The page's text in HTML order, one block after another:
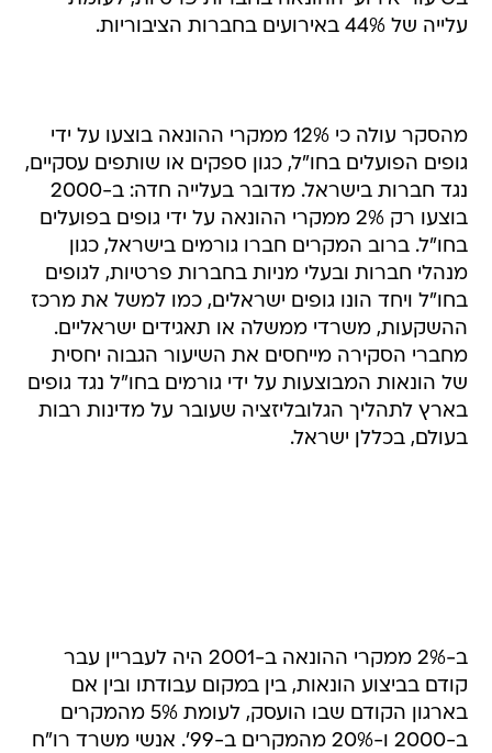
עלייה של 44% באירועים בחברות הציבוריות.
מהסקר עולה כי 12% ממקרי ההונאה בוצעו על ידי
גופים הפועלים בחו"ל, כגון ספקים או שותפים עסקיים,
נגד חברות בישראל. מדובר בעלייה חדה: ב-2000
בוצעו רק 2% ממקרי ההונאה על ידי גופים בפועלים
בחו"ל. ברוב המקרים חברו גורמים בישראל, כגון
מנהלי חברות ובעלי מניות בחברות פרטיות, לגופים
בחו"ל ויחד הונו גופים ישראלים, כמו למשל את מרכז
ההשקעות, משרדי ממשלה או תאגידים ישראליים.
מחברי הסקירה מייחסים את השיעור הגבוה יחסית
של הונאות המבוצעות על ידי גורמים בחו"ל נגד גופים
בארץ לתהליך הגלובליזציה שעובר על מדינות רבות
בעולם, בכללן ישראל.
ב-2% ממקרי ההונאה ב-2001 היה לעבריין עבר
קודם בביצוע הונאות, בין במקום עבודתו ובין אם
בארגון הקודם שבו הועסק, לעומת 5% מהמקרים
ב-2000 ו-20% מהמקרים ב-99'. אנשי משרד רו"ח